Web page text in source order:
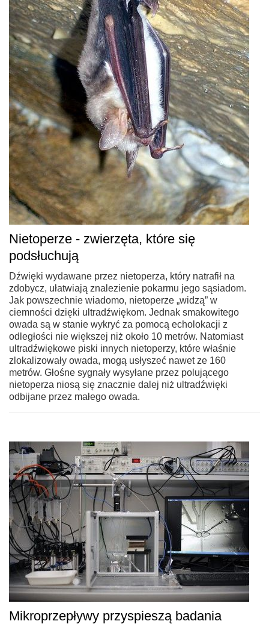
Nietoperze - zwierzęta, które się
podsłuchują
Dźwięki wydawane przez nietoperza, który natrafił na
zdobycz, ułatwiają znalezienie pokarmu jego sąsiadom.
Jak powszechnie wiadomo, nietoperze „widzą” w
ciemności dzięki ultradźwiękom. Jednak smakowitego
owada są w stanie wykryć za pomocą echolokacji z
odległości nie większej niż około 10 metrów. Natomiast
ultradźwiękowe piski innych nietoperzy, które właśnie
zlokalizowały owada, mogą usłyszeć nawet ze 160
metrów. Głośne sygnały wysyłane przez polującego
nietoperza niosą się znacznie dalej niż ultradźwięki
odbijane przez małego owada.
Mikroprzepływy przyspieszą badania